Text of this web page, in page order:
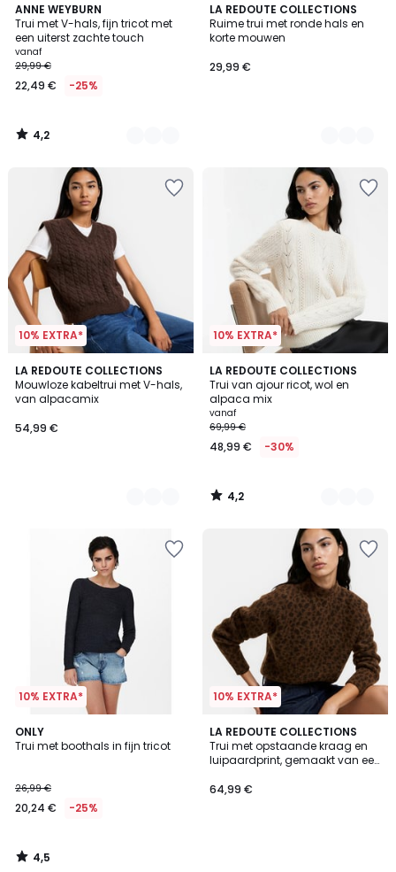
ANNE WEYBURN
Trui met V-hals, fijn tricot met
een uiterst zachte touch
vanaf
29,99 €
22,49 € -25%
4,2
/ 5
4
Kleuren
4,2
/
LA REDOUTE COLLECTIONS
Ruime trui met ronde hals en
korte mouwen
29,99 €
2
Kleuren
10% EXTRA*
LA REDOUTE COLLECTIONS
Mouwloze kabeltrui met V-hals,
van alpacamix
54,99 €
2
Kleuren
10% EXTRA*
LA REDOUTE COLLECTIONS
Trui van ajour ricot, wol en
alpaca mix
vanaf
69,99 €
48,99 € -30%
4,2
/ 5
2
Kleuren
4,2
/
10% EXTRA*
ONLY
Trui met boothals in fijn tricot
26,99 €
20,24 € -25%
4,5
/ 5
4,5
/
10% EXTRA*
LA REDOUTE COLLECTIONS
Trui met opstaande kraag en
luipaardprint, gemaakt van een
64,99 €